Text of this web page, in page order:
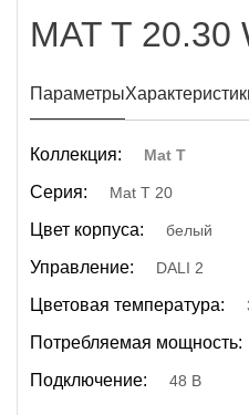
MAT T 20.30
Параметры
Коллекция: Mat T
Серия: Mat T 20
Цвет корпуса: белый
Управление: DALI 2
Цветовая температура:
Потребляемая мощность:
Подключение: 48 В